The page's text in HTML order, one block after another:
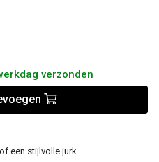
verzonden
een stijlvolle jurk.